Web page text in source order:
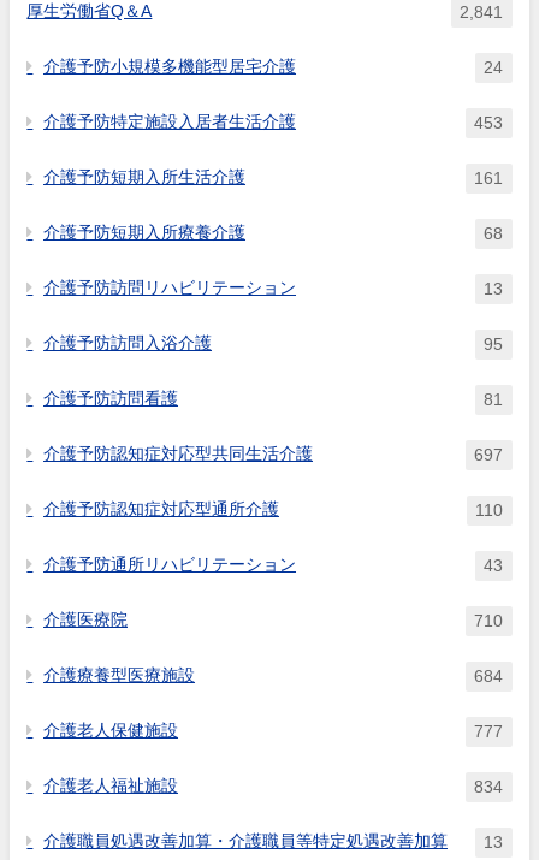
リハビリテーションを同時に行
疾患別リハビリテーション、通
ハビリテーションを提供するこ
厚生労働省Q＆A 2,841
介護予防小規模多機能型居宅介護 24
介護予防特定施設入居者生活介護 453
介護予防短期入所生活介護 161
介護予防短期入所療養介護 68
介護予防訪問リハビリテーション 13
介護予防訪問入浴介護 95
介護予防訪問看護 81
介護予防認知症対応型共同生活介護 697
介護予防認知症対応型通所介護 110
介護予防通所リハビリテーション 43
介護医療院 710
介護療養型医療施設 684
介護老人保健施設 777
介護老人福祉施設 834
介護職員処遇改善加算・介護職員等特定処遇改善加算 13